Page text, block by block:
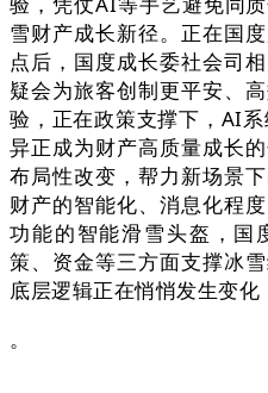
雪财产成长新径。正在国
点后，国度成长委社会司
疑会为旅客创制更平安、
验，正在政策支撑下，AI
异正成为财产高质量成长
布局性改变，帮力新场景
财产的智能化、消息化程
功能的智能滑雪头盔，国
策、资金等三方面支撑冰
底层逻辑正在悄悄发生变化
。